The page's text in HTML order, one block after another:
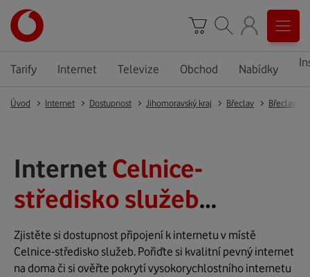
Tarify Internet Televize Obchod Nabídky
Úvod Internet Dostupnost Jihomoravský kraj Břeclav Břeclav
Internet Celnice-
středisko služeb
(Břeclav)
Zjistěte si dostupnost připojení k internetu v místě
Celnice-středisko služeb. Pořiďte si kvalitní pevný internet
na doma či si ověřte pokrytí vysokorychlostního internetu